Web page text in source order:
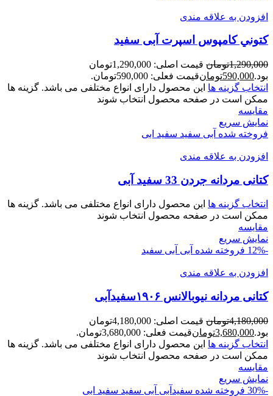
افزودن به علاقه مندی
کتوني کامپوس اسپرت آبی سفيد
1,290,000تومان
قیمت اصلی: 1,290,000تومان
بود.590,000تومانقیمت فعلی: 590,000تومان.
انتخاب گزینه ها این محصول دارای انواع مختلفی می باشد. گزینه ها
ممکن است در صفحه محصول انتخاب شوند
مقايسه
نمایش سریع
فروخته شده آبی سفید سفید ابی
افزودن به علاقه مندی
کتانی مردانه جردن 33 سفید آبی
انتخاب گزینه ها این محصول دارای انواع مختلفی می باشد. گزینه ها
ممکن است در صفحه محصول انتخاب شوند
مقايسه
نمایش سریع
-12%
فروخته شده آبی آبی سفید
افزودن به علاقه مندی
کتانی مردانه نیوبالانس ۱۹۰۶سفیدآبی
4,180,000تومان
قیمت اصلی: 4,180,000تومان
بود.3,680,000تومانقیمت فعلی: 3,680,000تومان.
انتخاب گزینه ها این محصول دارای انواع مختلفی می باشد. گزینه ها
ممکن است در صفحه محصول انتخاب شوند
مقايسه
نمایش سریع
-30%
فروخته شده سفیدآبی آبی سفید سفید ابی